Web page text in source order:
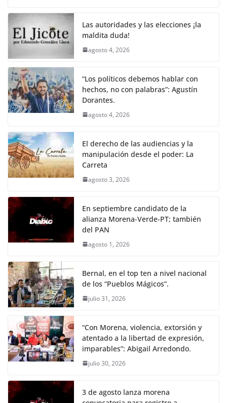
k
c
e
b
o
o
k
itt
er s
A
p
y
Li
k
gr e
Las autoridades y las elecciones ¡la
maldita duda!
agosto 4, 2026
“Los políticos debemos hablar con
hechos, no con palabras”: Agustín
Dorantes.
agosto 4, 2026
El derecho de las audiencias y la
manipulación desde el poder: La
Carreta
agosto 3, 2026
En septiembre candidato de la
alianza Morena-Verde-PT; también
del PAN
agosto 1, 2026
Bernal, en el top ten a nivel nacional
de los “Pueblos Mágicos”.
julio 31, 2026
“Con Morena, violencia, extorsión y
atentado a la libertad de expresión,
imparables”: Abigail Arredondo.
julio 30, 2026
3 de agosto lanza morena